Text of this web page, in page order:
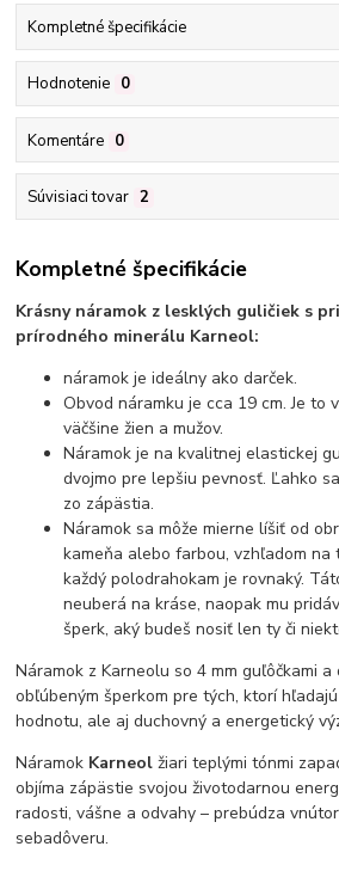
Kompletné špecifikácie
Hodnotenie 0
Komentáre 0
Súvisiaci tovar 2
Kompletné špecifikácie
Krásny náramok z lesklých guličiek s
prírodného minerálu Karneol:
náramok je ideálny ako darček.
Obvod náramku je cca 19 cm. Je to
väčšine žien a mužov.
Náramok je na kvalitnej elastickej
dvojmo pre lepšiu pevnosť. Ľahko
zo zápästia.
Náramok sa môže mierne líšiť od
kameňa alebo farbou, vzhľadom na
každý polodrahokam je rovnaký.
neuberá na kráse, naopak mu
šperk, aký budeš nosiť len ty či
Náramok z Karneolu so 4 mm guľôčkami a
obľúbeným šperkom pre tých, ktorí
hodnotu, ale aj duchovný a energetický
Náramok Karneol žiari teplými tónmi
objíma zápästie svojou životodarnou
radosti, vášne a odvahy – prebúdza
sebadôveru.